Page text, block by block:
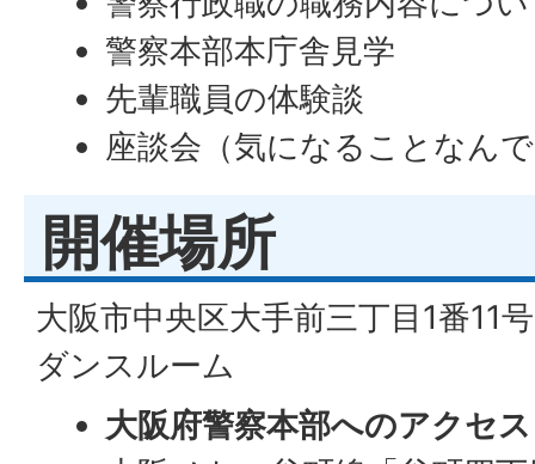
警察本部本庁舎見学
先輩職員の体験談
座談会（気になることなん
開催場所
大阪市中央区大手前三丁目1番11
ダンスルーム
大阪府警察本部へのアクセス